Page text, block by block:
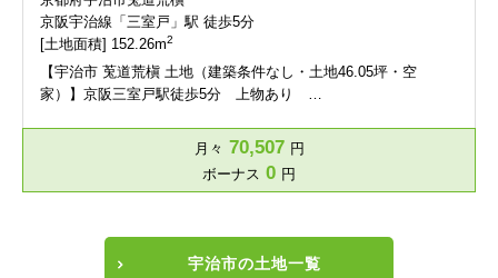
京阪宇治線「三室戸」駅 徒歩5分
[土地面積] 152.26m2
【宇治市 莵道荒槇 土地（建築条件なし・土地46.05坪・空
家）】京阪三室戸駅徒歩5分 上物あり …
月々 70,507 円
ボーナス 0 円
宇治市の土地一覧